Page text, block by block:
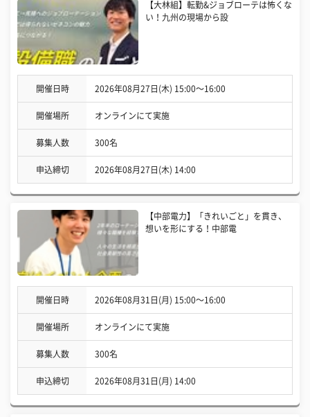
【大林組】転勤&ジョブローテは怖くな
い！九州の現場から設
開催日時 2026年08月27日(木) 15:00〜16:00
開催場所 オンラインにて実施
募集人数 300名
申込締切 2026年08月27日(木) 14:00
【中部電力】「きれいごと」を貫き、
想いを形にする！中部電
開催日時 2026年08月31日(月) 15:00〜16:00
開催場所 オンラインにて実施
募集人数 300名
申込締切 2026年08月31日(月) 14:00